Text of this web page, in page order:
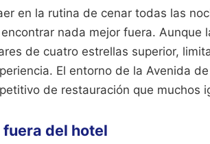
en la rutina de cenar todas las
nada mejor fuera. Aunque
de cuatro estrellas superior,
El entorno de la Avenida
de restauración que muchos
del hotel